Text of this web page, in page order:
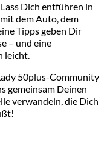
Dich entführen in
dem Auto, dem
Tipps geben Dir
– und eine
leicht.
50plus-Community
gemeinsam Deinen
verwandeln, die Dich